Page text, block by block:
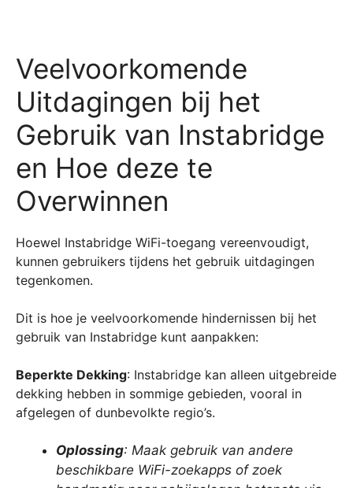
Veelvoorkomende
Uitdagingen bij het
Gebruik van Instabridge
en Hoe deze te
Overwinnen
Hoewel Instabridge WiFi-toegang vereenvoudigt,
kunnen gebruikers tijdens het gebruik uitdagingen
tegenkomen.
Dit is hoe je veelvoorkomende hindernissen bij het
gebruik van Instabridge kunt aanpakken:
Beperkte Dekking: Instabridge kan alleen uitgebreide
dekking hebben in sommige gebieden, vooral in
afgelegen of dunbevolkte regio’s.
Oplossing: Maak gebruik van andere
beschikbare WiFi-zoekapps of zoek